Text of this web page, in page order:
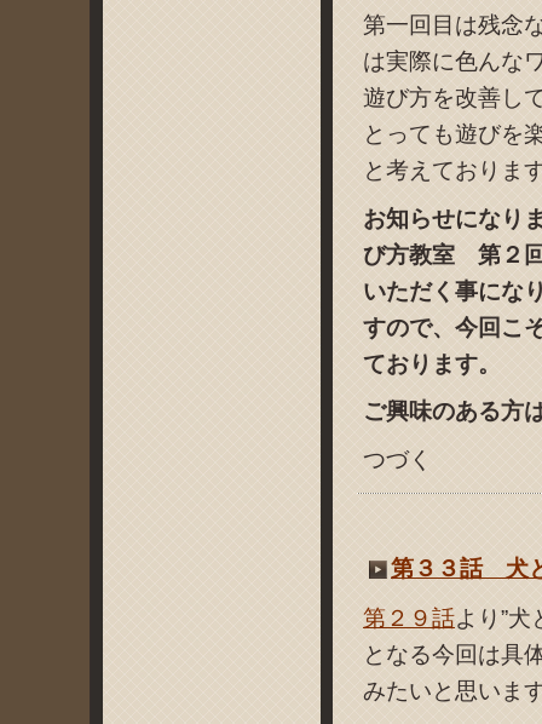
第一回目は残念
は実際に色んな
遊び方を改善し
とっても遊びを
と考えておりま
お知らせになり
び方教室 第２
いただく事にな
すので、今回こ
ております。
ご興味のある方
つづく
第３３話 犬
第２９話より”
となる今回は具
みたいと思いま